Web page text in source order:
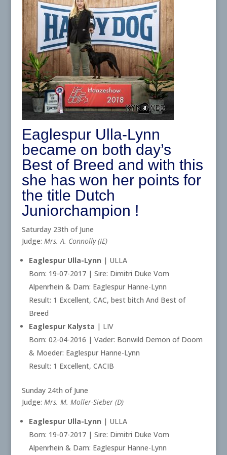
Eaglespur Ulla-Lynn
became on both day’s
Best of Breed and with this
she has won her points for
the title Dutch
Juniorchampion !
Saturday 23th of June
Judge: Mrs. A. Connolly (IE)
Eaglespur Ulla-Lynn | ULLA
Born: 19-07-2017 | Sire: Dimitri Duke Vom
Alpenrhein & Dam: Eaglespur Hanne-Lynn
Result: 1 Excellent, CAC, best bitch And Best of
Breed
Eaglespur Kalysta | LIV
Born: 02-04-2016 | Vader: Bonwild Demon of Doom
& Moeder: Eaglespur Hanne-Lynn
Result: 1 Excellent, CACIB
Sunday 24th of June
Judge: Mrs. M. Moller-Sieber (D)
Eaglespur Ulla-Lynn | ULLA
Born: 19-07-2017 | Sire: Dimitri Duke Vom
Alpenrhein & Dam: Eaglespur Hanne-Lynn